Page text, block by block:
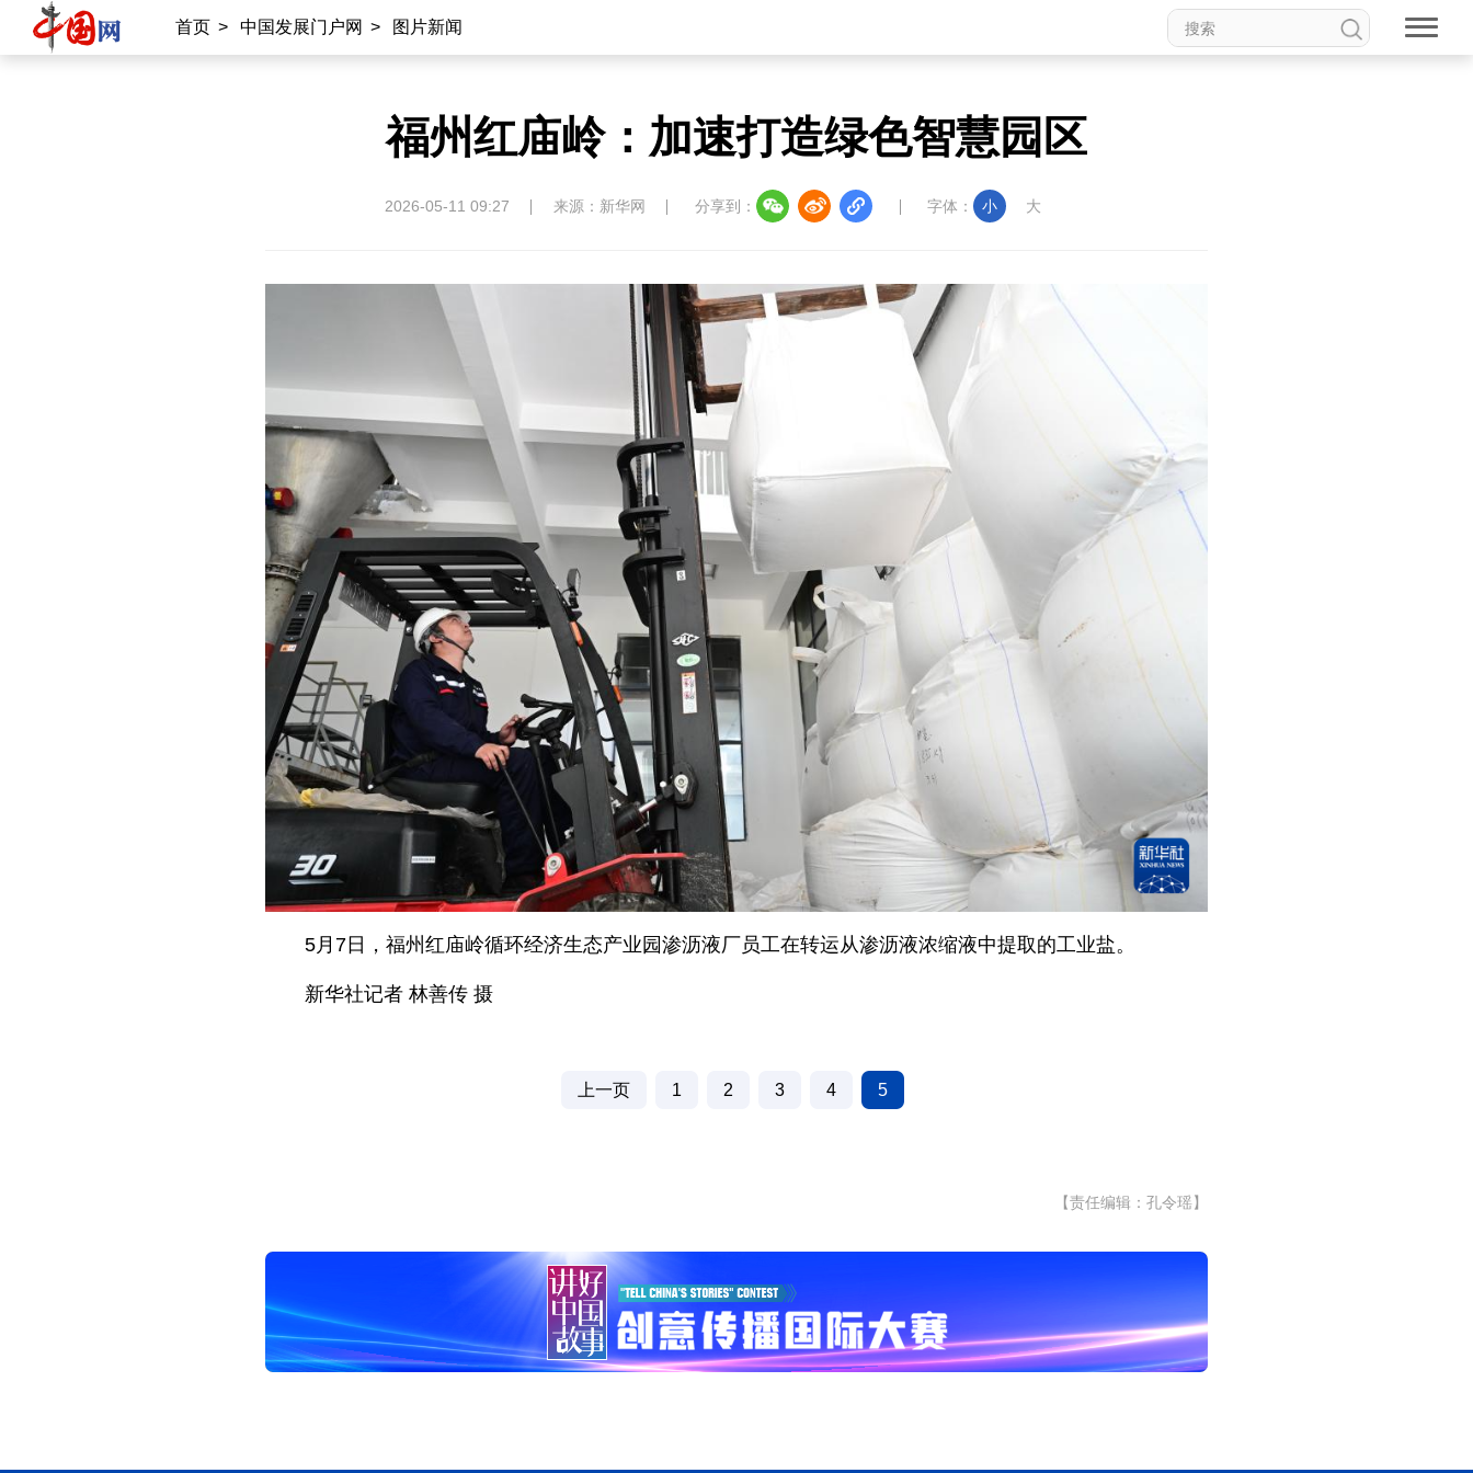
首页 > 中国发展门户网 > 图片新闻
福州红庙岭：加速打造绿色智慧园区
2026-05-11 09:27 来源：新华网 分享到： 字体： 小 大
5月7日，福州红庙岭循环经济生态产业园渗沥液厂员工在转运从渗沥液浓缩液中提取的工业盐。
新华社记者 林善传 摄
上一页 1 2 3 4 5
【责任编辑：孔令瑶】